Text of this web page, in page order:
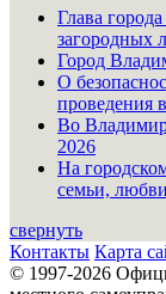
Глава
загородных
Город
О
проведения
Во
2026
На
семьи,
свернуть
Контакты Карта
© 1997-2026